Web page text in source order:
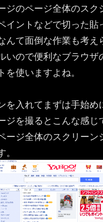
ジのページ全体のスク
イントなどで切った貼
んて面倒な作業も考え
いので便利なブラウザ
を使いますよね。
を入れてまずは手始め
ジを撮るとこんな感じ
ージ全体のスクリーン